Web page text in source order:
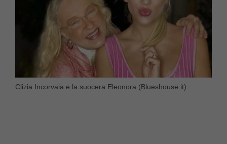
Clizia Incorvaia e la suocera Eleonora (Blueshouse.it)